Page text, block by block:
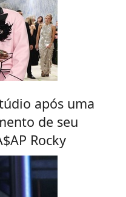
após uma
de seu
Rocky